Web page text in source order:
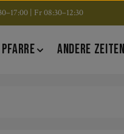
| Fr 08:30–12:30
PFARRE ANDERE ZEITEN